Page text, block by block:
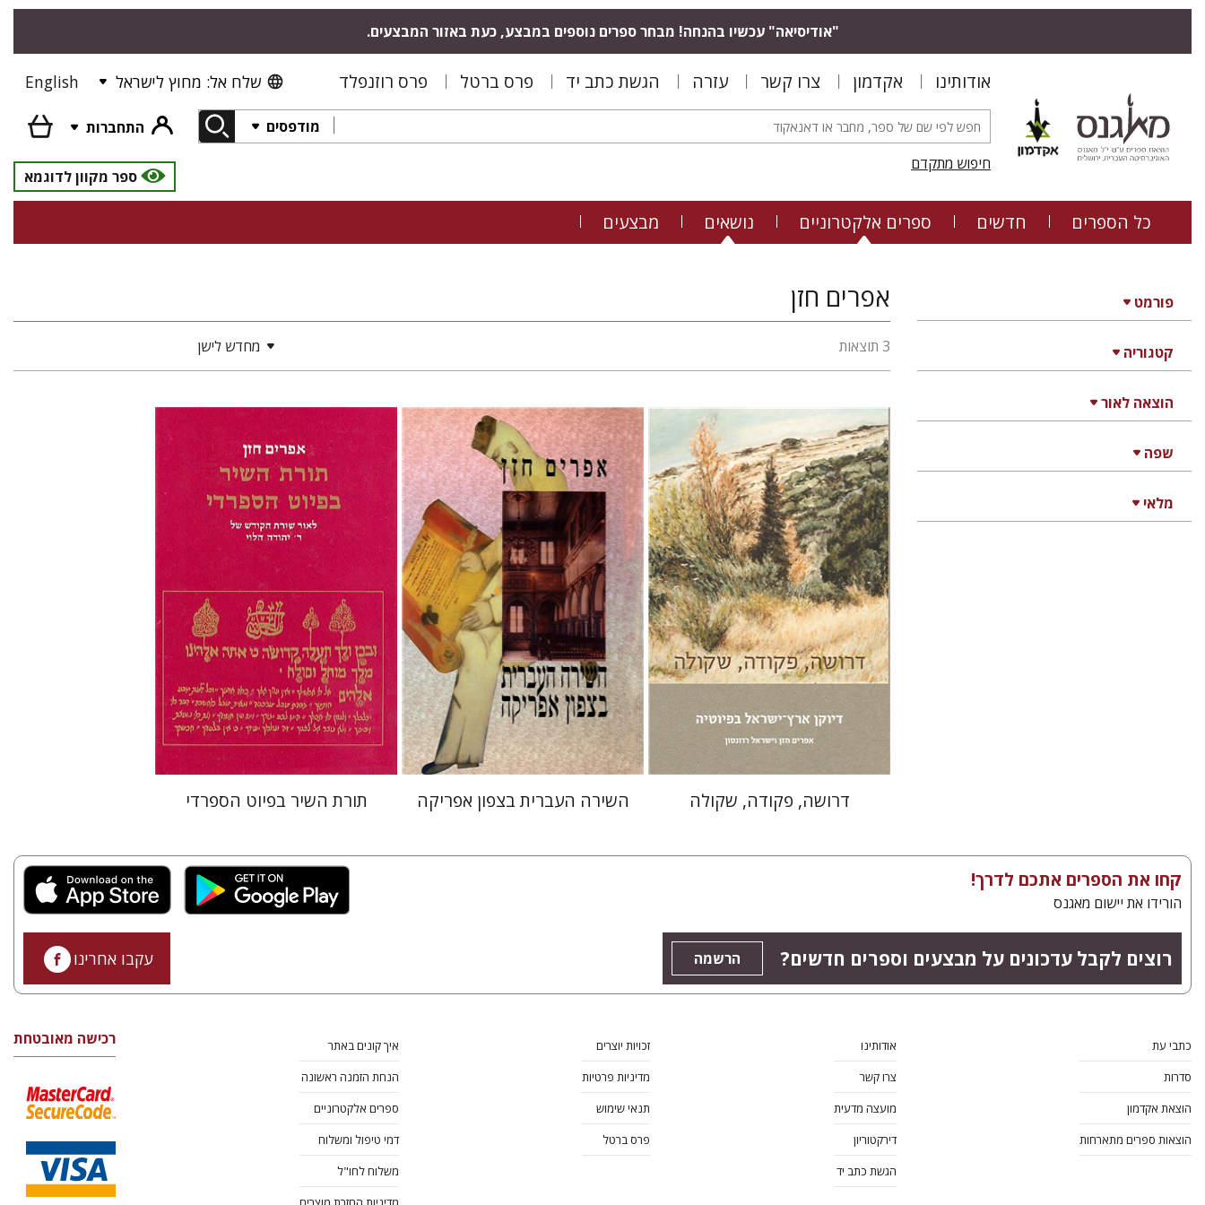
"אודיסיאה" עכשיו בהנחה! מבחר ספרים נוספים במבצע, כעת באזור המבצעים.
אודותינו אקדמון צרו קשר עזרה הגשת כתב יד פרס ברטל פרס רוזנפלד שלח אל: מחוץ לישראל English
מודפסים
התחברות
חיפוש מתקדם
ספר מקוון לדוגמא
כל הספרים חדשים ספרים אלקטרוניים נושאים מבצעים
פורמט
קטגוריה
הוצאה לאור
שפה
מלאי
אפרים חזן
3 תוצאות מחדש לישן
אפרים חזן ישראל רוזנסון
הנחת אתר ספר מודפס
$28
$25
דרושה, פקודה, שקולה
אפרים חזן
השירה העברית בצפון אפריקה
אפרים חזן
הנחת אתר ספר מודפס
$34
$31
תורת השיר בפיוט הספרדי
קחו את הספרים אתכם לדרך!
הורידו את יישום מאגנס
רוצים לקבל עדכונים על מבצעים וספרים חדשים? הרשמה עקבו אחרינו
כתבי עת
סדרות
הוצאת אקדמון
הוצאות ספרים מתארחות
אודותינו
צרו קשר
מועצה מדעית
דירקטוריון
הגשת כתב יד
זכויות יוצרים
מדיניות פרטיות
תנאי שימוש
פרס ברטל
איך קונים באתר
הנחת הזמנה ראשונה
ספרים אלקטרוניים
דמי טיפול ומשלוח
משלוח לחו"ל
רכישה מאובטחת